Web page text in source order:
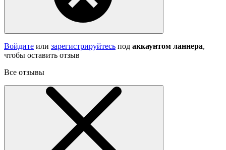
Войдите или зарегистрируйтесь под аккаунтом ланнера,
чтобы оставить отзыв
Все отзывы